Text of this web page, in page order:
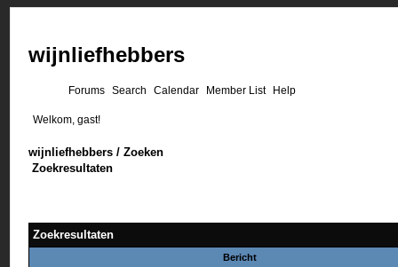
wijnliefhebbers
Forums Search Calendar Member List Help
Welkom, gast!
wijnliefhebbers /Zoeken
Zoekresultaten
Zoekresultaten
Bericht